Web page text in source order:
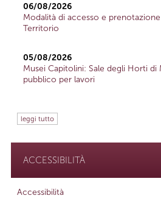
06/08/2026
Modalità di accesso e
Territorio
05/08/2026
Musei Capitolini: Sale degli Horti di
pubblico per lavori
leggi tutto
ACCESSIBILITÀ
Accessibilità